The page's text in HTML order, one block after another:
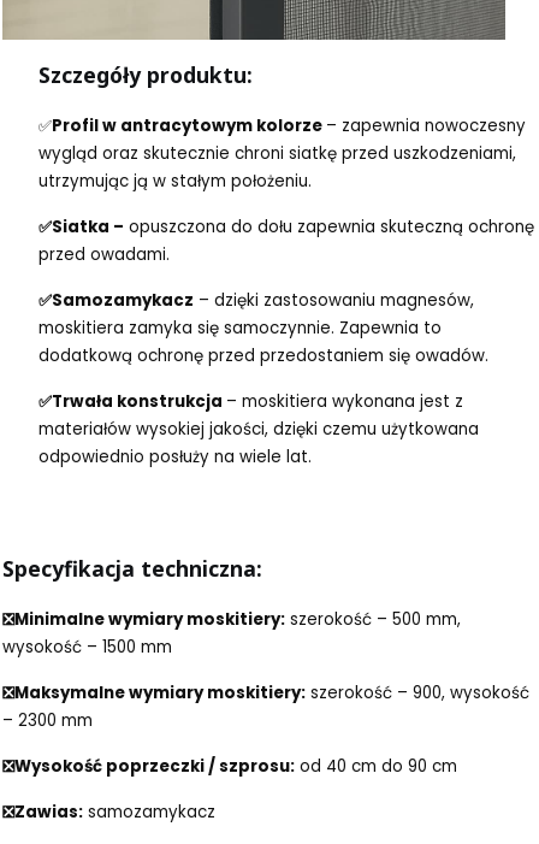
Szczegóły produktu:
✅Profil w antracytowym kolorze – zapewnia nowoczesny
wygląd oraz skutecznie chroni siatkę przed uszkodzeniami,
utrzymując ją w stałym położeniu.
✅Siatka – opuszczona do dołu zapewnia skuteczną ochronę
przed owadami.
✅Samozamykacz – dzięki zastosowaniu magnesów,
moskitiera zamyka się samoczynnie. Zapewnia to
dodatkową ochronę przed przedostaniem się owadów.
✅Trwała konstrukcja – moskitiera wykonana jest z
materiałów wysokiej jakości, dzięki czemu użytkowana
odpowiednio posłuży na wiele lat.
Specyfikacja techniczna:
❎Minimalne wymiary moskitiery: szerokość – 500 mm,
wysokość – 1500 mm
❎Maksymalne wymiary moskitiery: szerokość – 900, wysokość
– 2300 mm
❎Wysokość poprzeczki / szprosu: od 40 cm do 90 cm
❎Zawias: samozamykacz